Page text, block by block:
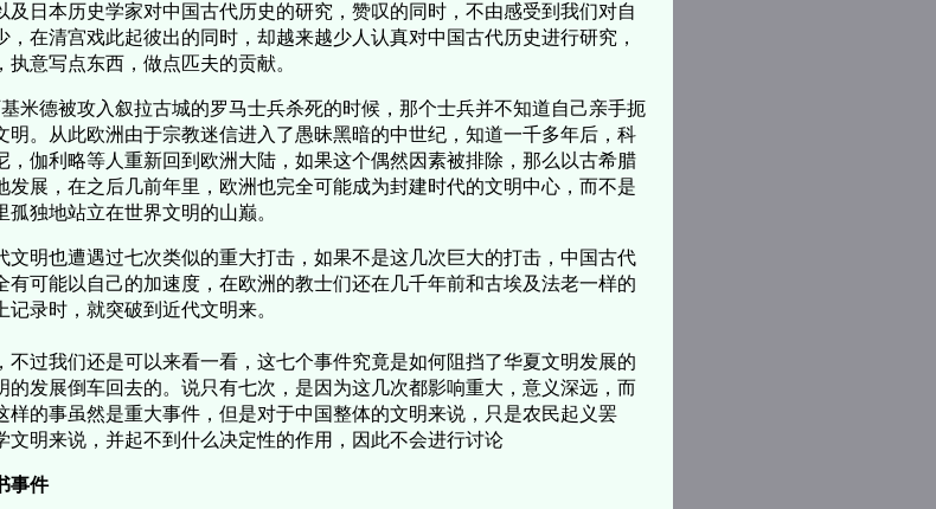
及日本历史学家对中国古代历史的研究，赞叹的同时，不由感受到我们对自
，在清宫戏此起彼出的同时，却越来越少人认真对中国古代历史进行研究，
，执意写点东西，做点匹夫的贡献。
米德被攻入叙拉古城的罗马士兵杀死的时候，那个士兵并不知道自己亲手扼
明。从此欧洲由于宗教迷信进入了愚昧黑暗的中世纪，知道一千多年后，科
，伽利略等人重新回到欧洲大陆，如果这个偶然因素被排除，那么以古希腊
发展，在之后几前年里，欧洲也完全可能成为封建时代的文明中心，而不是
孤独地站立在世界文明的山巅。
文明也遭遇过七次类似的重大打击，如果不是这几次巨大的打击，中国古代
有可能以自己的加速度，在欧洲的教士们还在几千年前和古埃及法老一样的
录时，就突破到近代文明来。
不过我们还是可以来看一看，这七个事件究竟是如何阻挡了华夏文明发展的
的发展倒车回去的。说只有七次，是因为这几次都影响重大，意义深远，而
样的事虽然是重大事件，但是对于中国整体的文明来说，只是农民起义罢
文明来说，并起不到什么决定性的作用，因此不会进行讨论
事件